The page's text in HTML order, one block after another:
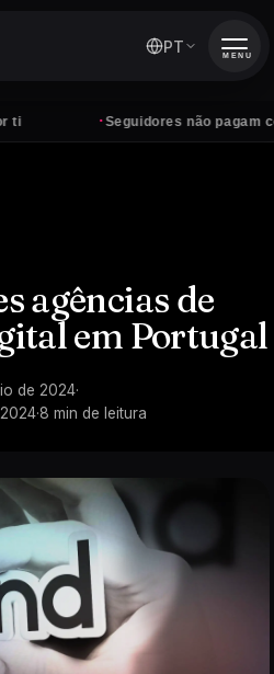
Seguidores não pagam contas —
PT MENU
agências de
em Portugal
de 2024·
·8 min de leitura